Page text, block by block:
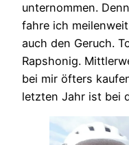
unternommen.
fahre ich
auch den Geruch.
Rapshonig.
bei mir öfters
letzten Jahr ist bei